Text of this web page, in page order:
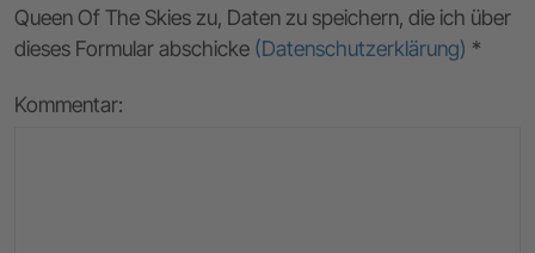
Queen Of The Skies zu, Daten zu speichern, die ich über
dieses Formular abschicke (Datenschutzerklärung) *
Kommentar: